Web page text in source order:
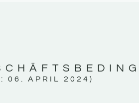
06. APRIL 2024)